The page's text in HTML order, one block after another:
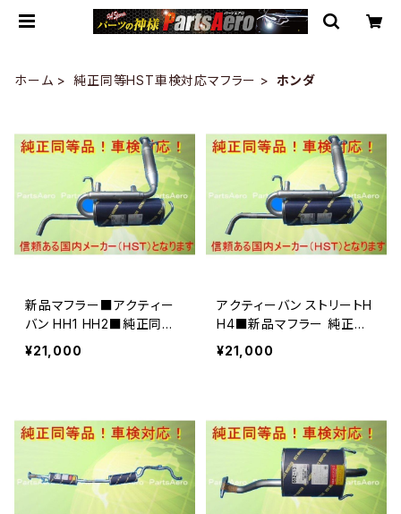
ホーム 純正同等HST車検対応マフラー ホンダ
新品マフラー■アクティー
バン HH1 HH2■純正同等/
車検対応 081-25
¥21,000
アクティーバン ストリートH
H4■新品マフラー 純正同
等/車検対応 081-25
¥21,000